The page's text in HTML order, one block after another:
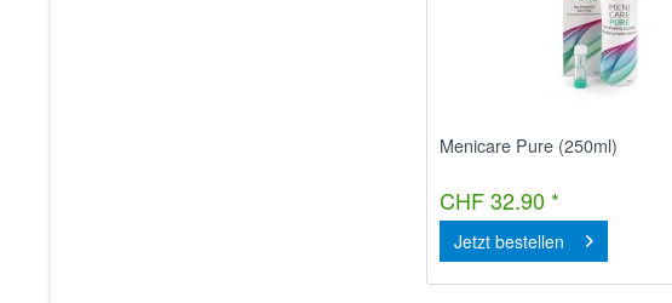
Menicare Pure (250ml)
CHF 32.90 *
Jetzt bestellen